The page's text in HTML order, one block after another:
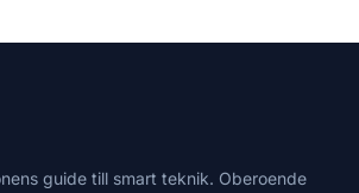
guide till smart teknik. Oberoende